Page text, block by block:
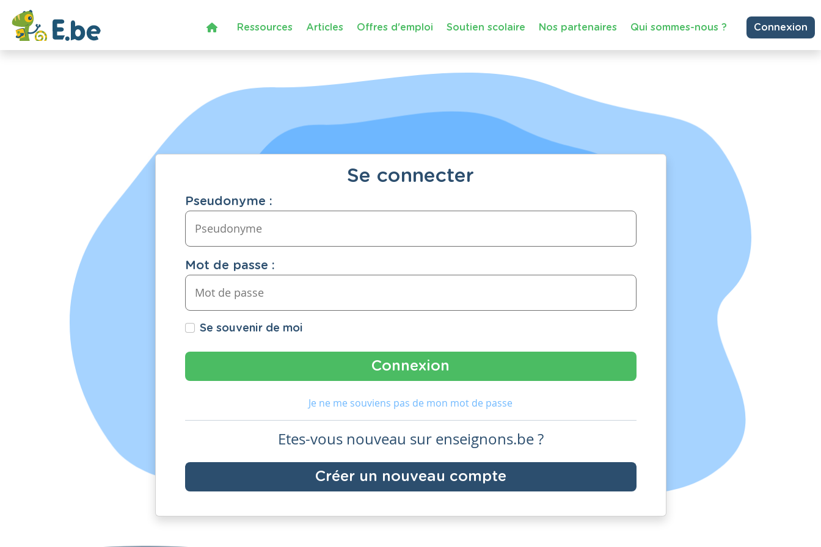
Ressources Articles Offres d'emploi Soutien scolaire Nos partenaires Qui sommes-nous ? Connexion
Se connecter
Pseudonyme :
Mot de passe :
Se souvenir de moi
Je ne me souviens pas de mon mot de passe
Etes-vous nouveau sur enseignons.be ?
Créer un nouveau compte